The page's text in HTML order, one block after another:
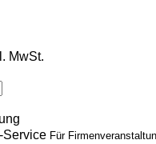
MwSt.
Service Für